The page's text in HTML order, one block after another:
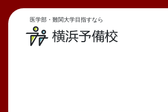
医学部・難関大学目指すなら